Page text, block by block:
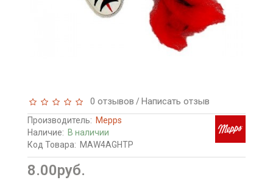
0 отзывов /Написать отзыв
Производитель: Mepps
Наличие: В наличии
Код Товара: MAW4AGHTP
8.00руб.